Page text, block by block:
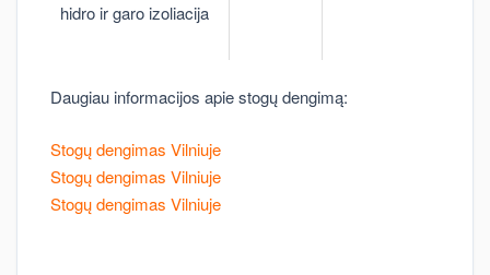
hidro ir garo izoliacija
Daugiau informacijos apie stogų dengimą:
Stogų dengimas Vilniuje
Stogų dengimas Vilniuje
Stogų dengimas Vilniuje